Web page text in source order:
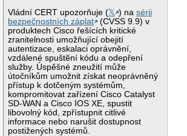
Vládní CERT upozorňuje (𝕏 ) nasérii
bezpečnostních záplat
(CVSS 9.9) v
produktech Cisco řešících kritické
zranitelnosti umožňující obejití
autentizace, eskalaci oprávnění,
vzdálené spuštění kódu a odepření
služby. Úspěšné zneužití může
útočníkům umožnit získat neoprávněný
přístup k dotčeným systémům,
kompromitovat zařízení Cisco Catalyst
SD-WAN a Cisco IOS XE, spustit
libovolný kód, zpřístupnit citlivé
informace nebo narušit dostupnost
postižených systémů.